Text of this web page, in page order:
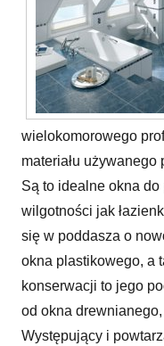
wielokomorowego
materiału
Są to idealne okna
wilgotności jak
się w poddasza o
okna plastikowego, a
konserwacji to jego
od okna
Występujący i